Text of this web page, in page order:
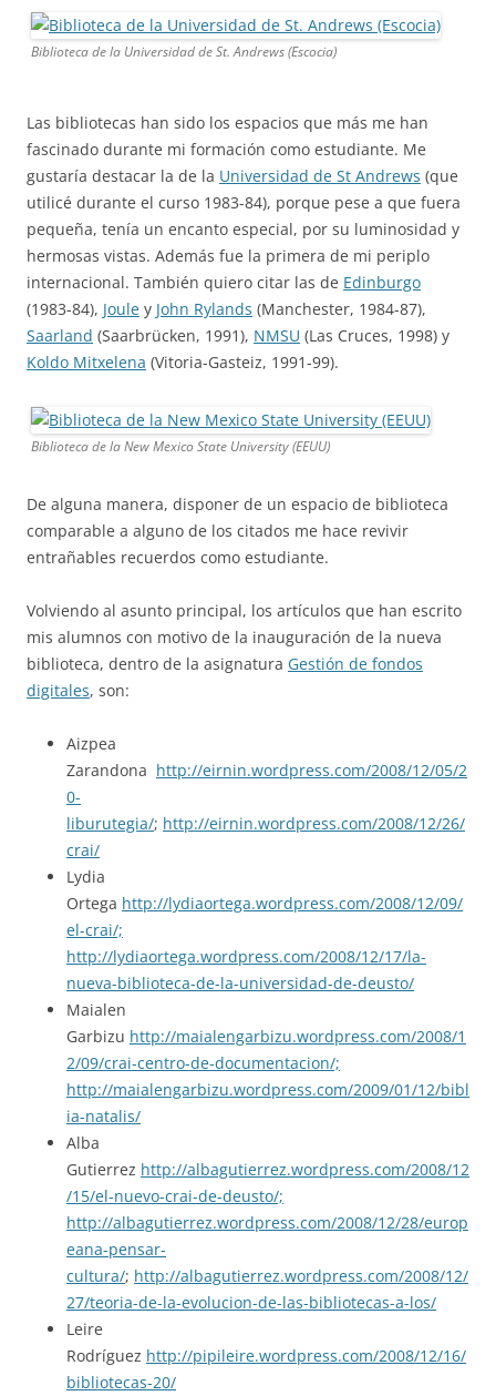
Biblioteca de la Universidad de St. Andrews (Escocia)
Las bibliotecas han sido los espacios que más me han
fascinado durante mi formación como estudiante. Me
gustaría destacar la de la Universidad de St Andrews (que
utilicé durante el curso 1983-84), porque pese a que fuera
pequeña, tenía un encanto especial, por su luminosidad y
hermosas vistas. Además fue la primera de mi periplo
internacional. También quiero citar las de Edinburgo
(1983-84), Joule y John Rylands (Manchester, 1984-87),
Saarland (Saarbrücken, 1991), NMSU (Las Cruces, 1998) y
Koldo Mitxelena (Vitoria-Gasteiz, 1991-99).
Biblioteca de la New Mexico State University (EEUU)
De alguna manera, disponer de un espacio de biblioteca
comparable a alguno de los citados me hace revivir
entrañables recuerdos como estudiante.
Volviendo al asunto principal, los artículos que han escrito
mis alumnos con motivo de la inauguración de la nueva
biblioteca, dentro de la asignatura Gestión de fondos
digitales, son:
Aizpea
Zarandona http://eirnin.wordpress.com/2008/12/05/2
0-
liburutegia/; http://eirnin.wordpress.com/2008/12/26/
crai/
Lydia
Ortega http://lydiaortega.wordpress.com/2008/12/09/
el-crai/;
http://lydiaortega.wordpress.com/2008/12/17/la-
nueva-biblioteca-de-la-universidad-de-deusto/
Maialen
Garbizu http://maialengarbizu.wordpress.com/2008/1
2/09/crai-centro-de-documentacion/;
http://maialengarbizu.wordpress.com/2009/01/12/bibl
ia-natalis/
Alba
Gutierrez http://albagutierrez.wordpress.com/2008/12
/15/el-nuevo-crai-de-deusto/;
http://albagutierrez.wordpress.com/2008/12/28/europ
eana-pensar-
cultura/; http://albagutierrez.wordpress.com/2008/12/
27/teoria-de-la-evolucion-de-las-bibliotecas-a-los/
Leire
Rodríguez http://pipileire.wordpress.com/2008/12/16/
bibliotecas-20/